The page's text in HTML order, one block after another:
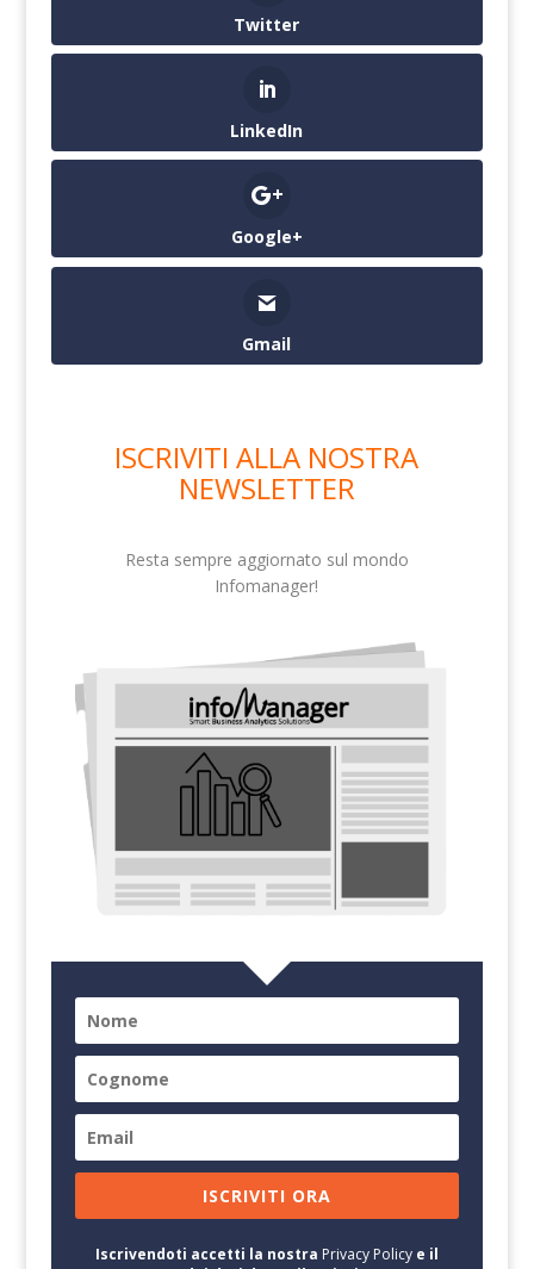
Twitter
LinkedIn
Google+
Gmail
ISCRIVITI ALLA NOSTRA
NEWSLETTER
Resta sempre aggiornato sul mondo
Infomanager!
ISCRIVITI ORA
Iscrivendoti accetti la nostra Privacy Policye il